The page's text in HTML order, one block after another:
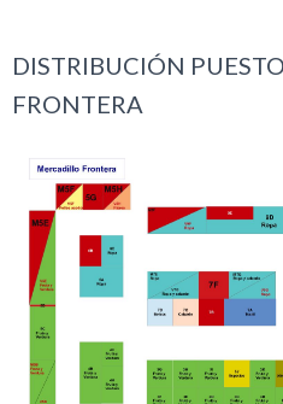
DISTRIBUCIÓN
FRONTERA